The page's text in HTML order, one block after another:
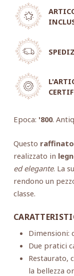
Epoca: '800.
Questo
realizzato in
ed elegante. La
rendono un
classe.
Dimensioni:
Due pratici
Restaurato,
la bellezza